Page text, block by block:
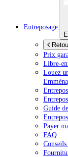
Entreposage
Prix
Libre-
Louez
Guide
Payer
FAQ